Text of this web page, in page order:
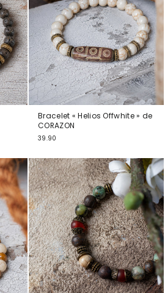
Bracelet « Helios Offwhite » de
CORAZON
39.90